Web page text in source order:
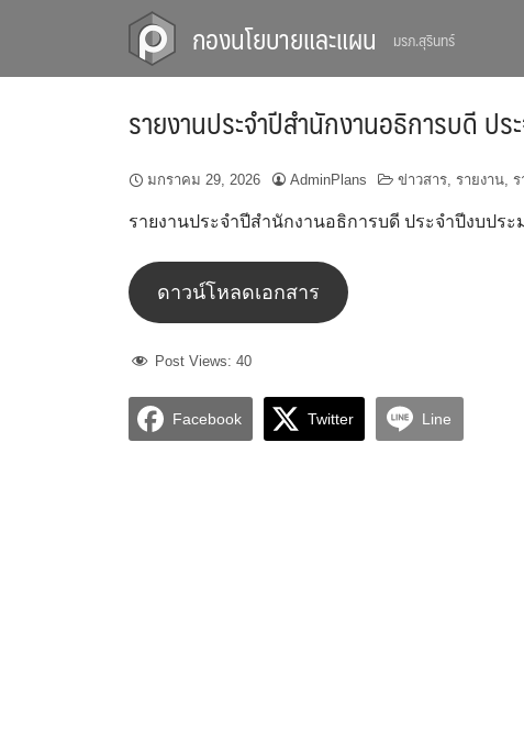
กองนโยบายและแผน มรภ.สุรินทร์
รายงานประจำปีสำนักงานอธิการบดี ป
มกราคม 29, 2026 AdminPlans ข่าวสาร, รายงาน, ร
รายงานประจำปีสำนักงานอธิการบดี ประจำปีงบปร
ดาวน์โหลดเอกสาร
Post Views: 40
Facebook Twitter Line